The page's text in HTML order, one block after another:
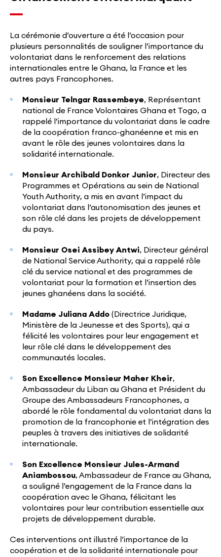
La cérémonie d’ouverture a été l’occasion pour
plusieurs personnalités de souligner l’importance du
volontariat dans le renforcement des relations
internationales entre le Ghana, la France et les
autres pays Francophones.
Monsieur Telngar Rassembeye, Représentant
national de France Volontaires Ghana et Togo, a
rappelé l’importance du volontariat dans le cadre
de la coopération franco-ghanéenne et mis en
avant le rôle des jeunes volontaires dans la
solidarité internationale.
Monsieur Archibald Donkor Junior, Directeur des
Programmes et Opérations au sein de National
Youth Authority, a mis en avant l’impact du
volontariat dans l’autonomisation des jeunes et
son rôle clé dans les projets de développement
du pays.
Monsieur Osei Assibey Antwi, Directeur général
de National Service Authority, qui a rappelé rôle
clé du service national et des programmes de
volontariat pour la formation et l’insertion des
jeunes ghanéens dans la société.
Madame Juliana Addo (Directrice Juridique,
Ministère de la Jeunesse et des Sports), qui a
félicité les volontaires pour leur engagement et
leur rôle clé dans le développement des
communautés locales.
Son Excellence Monsieur Maher Kheir,
Ambassadeur du Liban au Ghana et Président du
Groupe des Ambassadeurs Francophones, a
abordé le rôle fondamental du volontariat dans la
promotion de la francophonie et l’intégration des
peuples à travers des initiatives de solidarité
internationale.
Son Excellence Monsieur Jules-Armand
Aniambossou, Ambassadeur de France au Ghana,
a souligné l’engagement de la France dans la
coopération avec le Ghana, félicitant les
volontaires pour leur contribution essentielle aux
projets de développement durable.
Ces interventions ont illustré l’importance de la
coopération et de la solidarité internationale pour